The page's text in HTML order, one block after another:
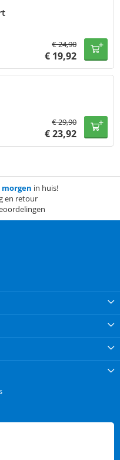
€24,90
€ 19,92
€29,90
€23,92
morgen in huis!
en retour